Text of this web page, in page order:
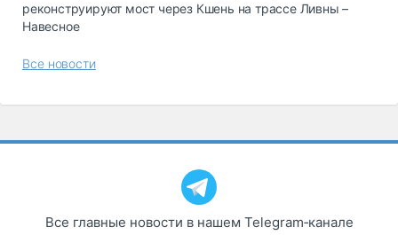
реконструируют мост через Кшень на трассе Ливны –
Навесное
Все новости
Все главные новости в нашем Telegram‑канале